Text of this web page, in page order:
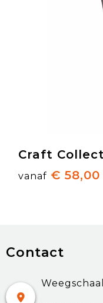
Craft
vanaf € 58,00
Contact